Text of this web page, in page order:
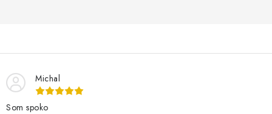
SMART GARDEN
Hodnotenie obchodu
Michal
Som spoko